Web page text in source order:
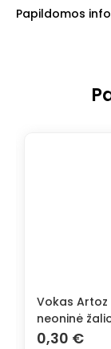
Papildomos
Vokas Artoz
neoninė
0,30 €